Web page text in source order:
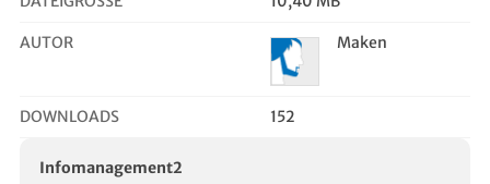
AUTOR Maken
DOWNLOADS 152
Infomanagement2